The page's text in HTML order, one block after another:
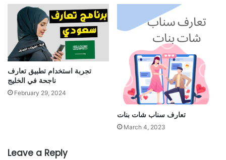
تجربة استخدام تطبيق تعارف
ناجحة في الخليج
February 29, 2024
تعارف سناب شات بنات
March 4, 2023
Leave a Reply